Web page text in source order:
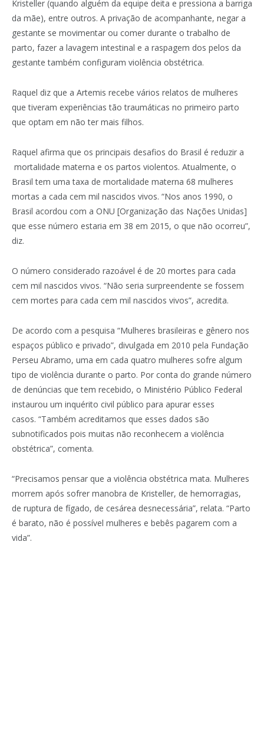
Kristeller (quando alguém da equipe deita e pressiona a barriga
da mãe), entre outros. A privação de acompanhante, negar a
gestante se movimentar ou comer durante o trabalho de
parto, fazer a lavagem intestinal e a raspagem dos pelos da
gestante também configuram violência obstétrica.
Raquel diz que a Artemis recebe vários relatos de mulheres
que tiveram experiências tão traumáticas no primeiro parto
que optam em não ter mais filhos.
Raquel afirma que os principais desafios do Brasil é reduzir a
mortalidade materna e os partos violentos. Atualmente, o
Brasil tem uma taxa de mortalidade materna 68 mulheres
mortas a cada cem mil nascidos vivos. “Nos anos 1990, o
Brasil acordou com a ONU [Organização das Nações Unidas]
que esse número estaria em 38 em 2015, o que não ocorreu”,
diz.
O número considerado razoável é de 20 mortes para cada
cem mil nascidos vivos. “Não seria surpreendente se fossem
cem mortes para cada cem mil nascidos vivos”, acredita.
De acordo com a pesquisa “Mulheres brasileiras e gênero nos
espaços público e privado”, divulgada em 2010 pela Fundação
Perseu Abramo, uma em cada quatro mulheres sofre algum
tipo de violência durante o parto. Por conta do grande número
de denúncias que tem recebido, o Ministério Público Federal
instaurou um inquérito civil público para apurar esses
casos. “Também acreditamos que esses dados são
subnotificados pois muitas não reconhecem a violência
obstétrica”, comenta.
“Precisamos pensar que a violência obstétrica mata. Mulheres
morrem após sofrer manobra de Kristeller, de hemorragias,
de ruptura de fígado, de cesárea desnecessária”, relata. “Parto
é barato, não é possível mulheres e bebês pagarem com a
vida”.